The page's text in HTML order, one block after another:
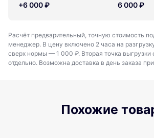
+6 000 ₽ 6 000 ₽
Расчёт предварительный, точную стоимость
менеджер. В цену включено 2 часа на
сверх нормы — 1 000 ₽. Вторая точка выгрузки
отдельно. Возможна доставка в день заказа
Похожие